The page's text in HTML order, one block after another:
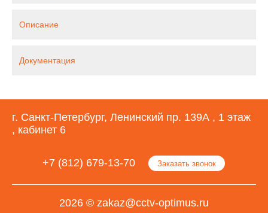
Описание
Документация
г. Санкт-Петербург, Ленинский пр. 139А , 1 этаж
, кабинет 6
+7 (812) 679-13-70 Заказать звонок
2026 © zakaz@cctv-optimus.ru